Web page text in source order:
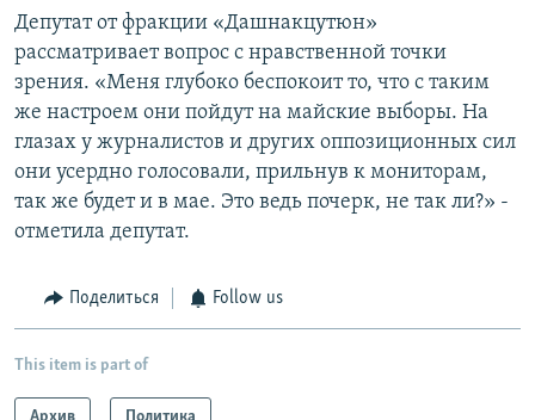
Депутат от фракции «Дашнакцутюн»
рассматривает вопрос с нравственной точки
зрения. «Меня глубоко беспокоит то, что с таким
же настроем они пойдут на майские выборы. На
глазах у журналистов и других оппозиционных сил
они усердно голосовали, прильнув к мониторам,
так же будет и в мае. Это ведь почерк, не так ли?» -
отметила депутат.
Поделиться Follow us
This item is part of